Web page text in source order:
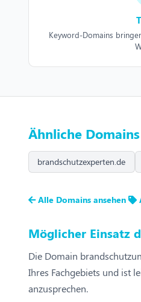
Keyword-Domains
Ähnliche Domains
brandschutzexperten.de
Alle Domains ansehen
Möglicher Einsatz
Die Domain
Ihres Fachgebiets und ist
anzusprechen.